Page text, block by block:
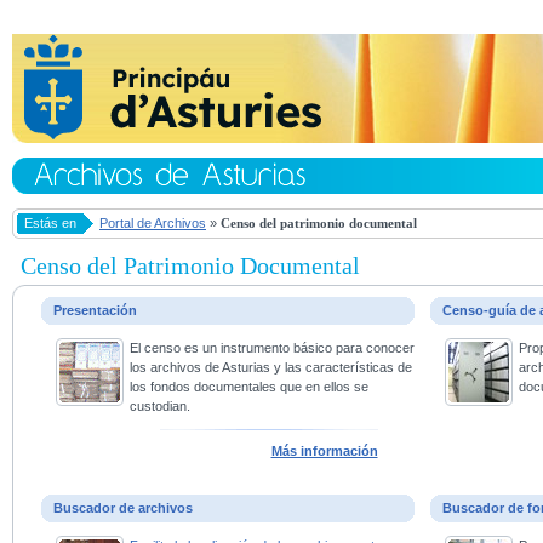
Estás en Portal de Archivos » Censo del patrimonio documental
Censo del Patrimonio Documental
Presentación
El censo es un instrumento básico para conocer
los archivos de Asturias y las características de
los fondos documentales que en ellos se
custodian.
Más información
Censo-guía de
Buscador de archivos Buscador de